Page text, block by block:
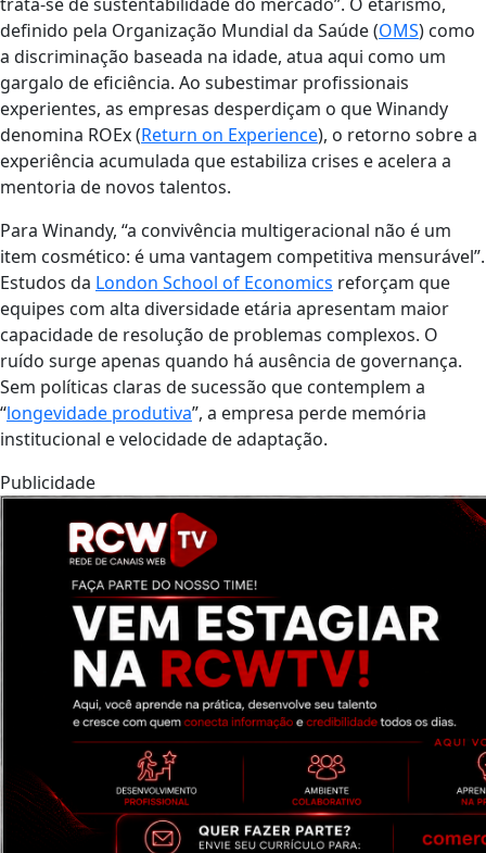
definido pela Organização Mundial da Saúde (OMS) como
a discriminação baseada na idade, atua aqui como um
gargalo de eficiência. Ao subestimar profissionais
experientes, as empresas desperdiçam o que Winandy
denomina ROEx (Return on Experience), o retorno sobre a
experiência acumulada que estabiliza crises e acelera a
mentoria de novos talentos.
Para Winandy, “a convivência multigeracional não é um
item cosmético: é uma vantagem competitiva mensurável”.
Estudos da London School of Economics reforçam que
equipes com alta diversidade etária apresentam maior
capacidade de resolução de problemas complexos. O
ruído surge apenas quando há ausência de governança.
Sem políticas claras de sucessão que contemplem a
“longevidade produtiva”, a empresa perde memória
institucional e velocidade de adaptação.
Publicidade